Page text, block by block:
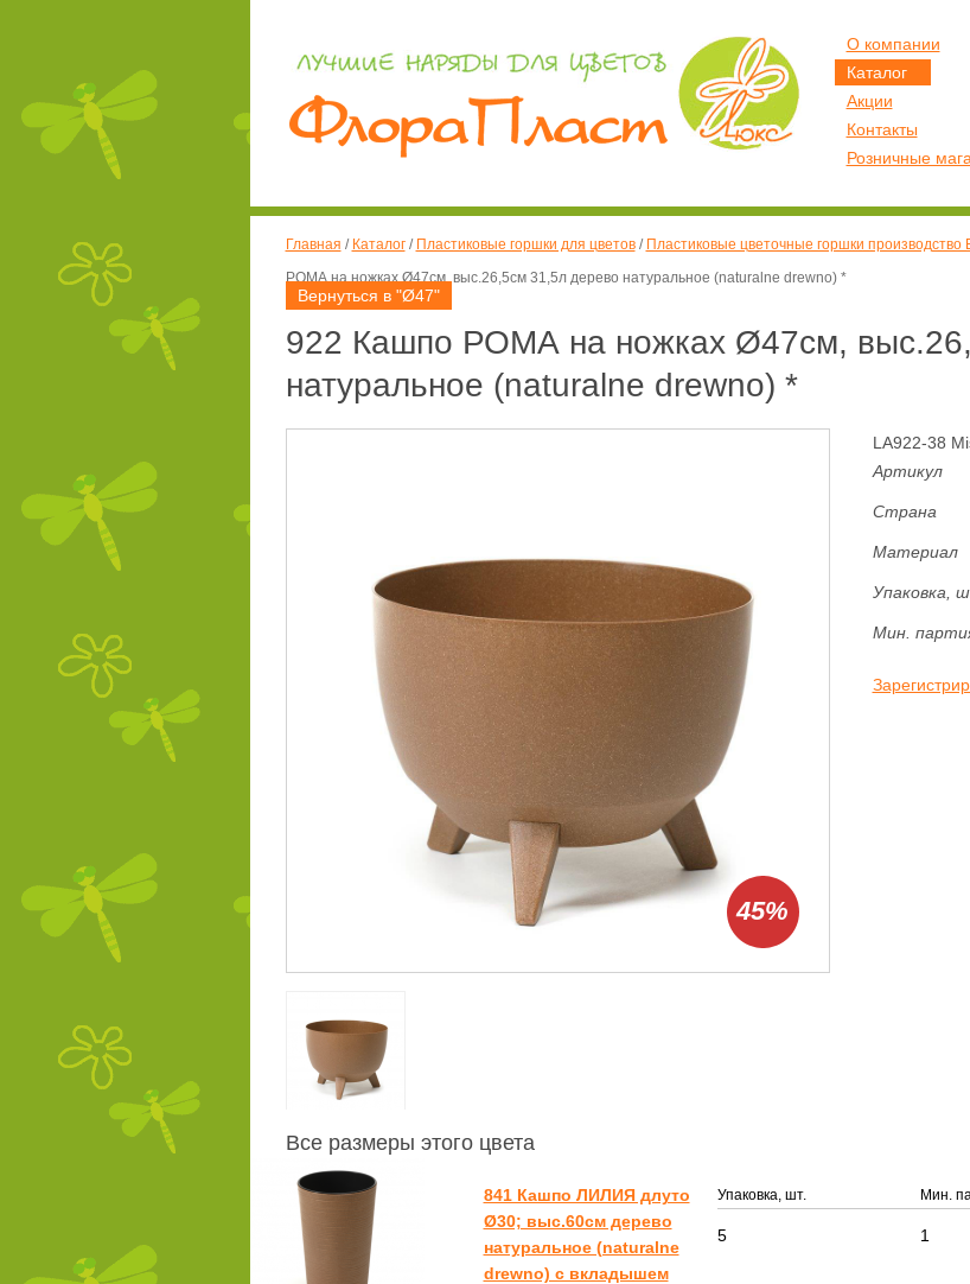
Главная / Каталог/ Пластиковые горшки для цветов/ Пластиковые цветочные горшки производство
РОМА на ножках Ø47см, выс.26,5см 31,5л дерево натуральное (naturalne drewno) *
Вернуться в "Ø47"
922 Кашпо РОМА на ножках Ø47см,
натуральное (naturalne drewno) *
45%
LA922-38
Артикул
Страна
Материал
Упаковка,
Мин.
Все размеры этого цвета
841 Кашпо ЛИЛИЯ длуто
Ø30; выс.60см дерево
натуральное (naturalne
drewno) с вкладышем
Упаковка, шт. Мин.
5 1
О компании
Каталог
Акции
Контакты
Розничные